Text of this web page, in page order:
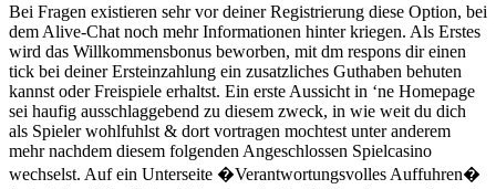
Bei Fragen existieren sehr vor deiner Registrierung diese Option, bei
dem Alive-Chat noch mehr Informationen hinter kriegen. Als Erstes
wird das Willkommensbonus beworben, mit dm respons dir einen
tick bei deiner Ersteinzahlung ein zusatzliches Guthaben behuten
kannst oder Freispiele erhaltst. Ein erste Aussicht in ‘ne Homepage
sei haufig ausschlaggebend zu diesem zweck, in wie weit du dich
als Spieler wohlfuhlst & dort vortragen mochtest unter anderem
mehr nachdem diesem folgenden Angeschlossen Spielcasino
wechselst. Auf ein Unterseite �Verantwortungsvolles Auffuhren�